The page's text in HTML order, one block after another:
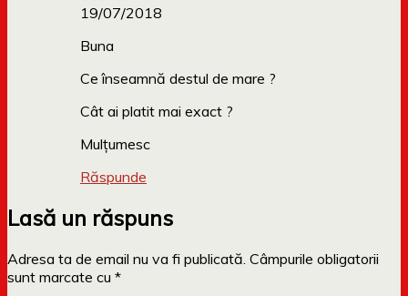
19/07/2018
Buna
Ce înseamnă destul de mare ?
Cât ai platit mai exact ?
Mulțumesc
Răspunde
Lasă un răspuns
Adresa ta de email nu va fi publicată. Câmpurile obligatorii
sunt marcate cu *